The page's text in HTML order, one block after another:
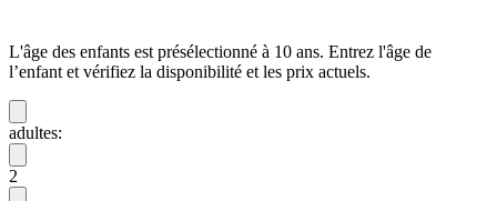
L'âge des enfants est présélectionné à 10 ans. Entrez l'âge de
l’enfant et vérifiez la disponibilité et les prix actuels.
adultes:
2